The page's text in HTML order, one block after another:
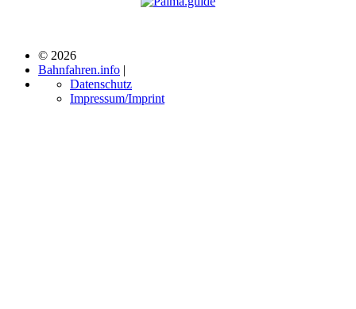
© 2026
Bahnfahren.info |
Datenschutz
Impressum/Imprint